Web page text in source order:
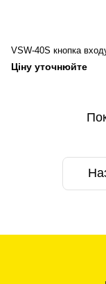
VSW-40S кнопка
Ціну уточнюйте